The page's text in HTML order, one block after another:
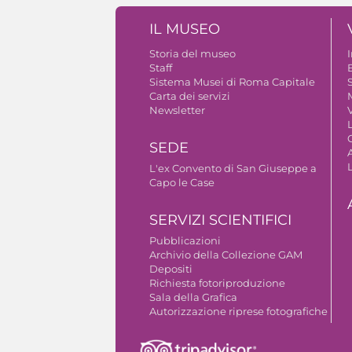
IL MUSEO
Storia del museo
Staff
Sistema Musei di Roma Capitale
Carta dei servizi
Newsletter
SEDE
L'ex Convento di San Giuseppe a
Capo le Case
SERVIZI SCIENTIFICI
Pubblicazioni
Archivio della Collezione GAM
Depositi
Richiesta fotoriproduzione
Sala della Grafica
Autorizzazione riprese fotografiche